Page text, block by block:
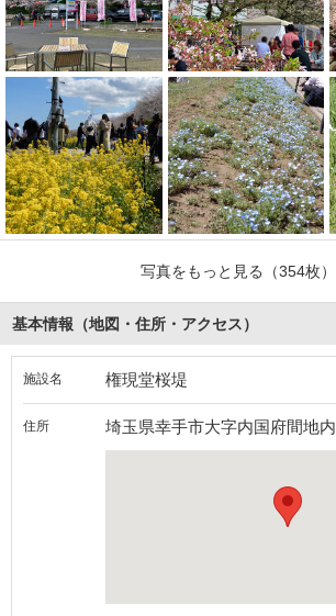
写真をもっと見る （354枚）
基本情報（地図・住所・アクセス）
施設名 権現堂桜堤
住所 埼玉県幸手市大字内国府間地内